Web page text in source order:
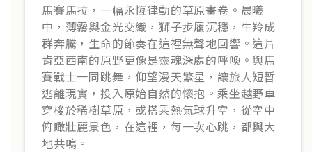
馬賽馬拉，一幅永恆律動的草原畫卷。晨曦
中，薄霧與金光交織，獅子步履沉穩，牛羚成
群奔騰，生命的節奏在這裡無聲地回響。這片
肯亞西南的原野更像是靈魂深處的呼喚。與馬
賽戰士一同跳舞，仰望漫天繁星，讓旅人短暫
逃離現實，投入原始自然的懷抱。乘坐越野車
穿梭於稀樹草原，或搭乘熱氣球升空，從空中
俯瞰壯麗景色，在這裡，每一次心跳，都與大
地共鳴。